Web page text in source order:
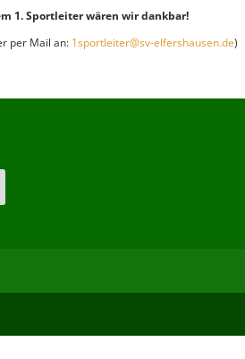
1. Sportleiter wären wir dankbar!
per Mail an: 1sportleiter@sv-elfershausen.de)